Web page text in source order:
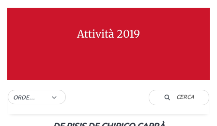
Attività 2019
ORDER BY DEFAULT CERCA